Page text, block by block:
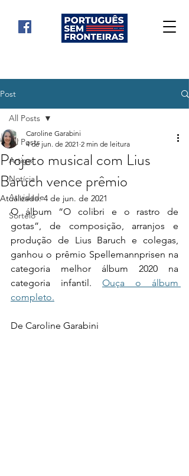
Post
All Posts
Artigo
Notícia
Atividade
Sorteio
All Posts
Projeto musical com Lius
Baruch vence prêmio
Caroline Garabini
4 de jun. de 2021 2 min de leitura
Atualizado:4 de jun. de 2021
O álbum “O colibri e o rastro de
gotas”, de composição, arranjos e
produção de Lius Baruch e colegas,
ganhou o prêmio Spellemannprisen na
categoria melhor álbum 2020 na
categoria infantil. Ouça o álbum
completo.
De Caroline Garabini